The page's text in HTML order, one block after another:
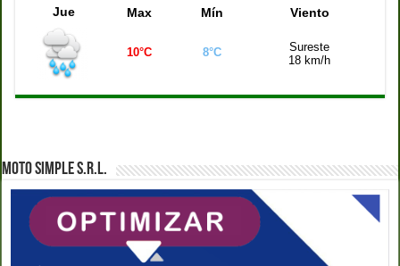
Jue Max Mín Viento
10°C 8°C
Sureste
18 km/h
MOTO SIMPLE S.R.L.